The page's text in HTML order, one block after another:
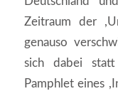
Zeitraum der
genauso
sich dabei
Pamphlet eines